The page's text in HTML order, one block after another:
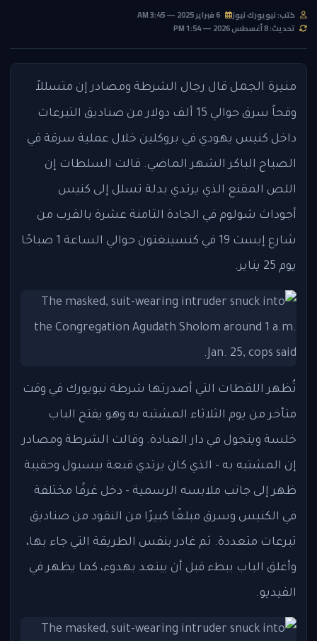
كتب: نيويورك نيوز
تحديث: 8 أغسطس 2026 — 1:54 PM
منيرة الجمل قال رجال الشرطة ومصادر إن متسللاً
وقحاً سرق حوالي 15 ألف دولار من صناديق التبرعات
داخل كنيس يهودي في بروكلين خلال عملية سرقة في
الصباح الباكر الشهر الماضي. قالت السلطات إن
اللص المقنع الذي يرتدي بدلة تسلل إلى كنيس
أجوداث شولوم في الجادة الثامنة عشرة بالقرب من
شارع إيست 19 في كنسينغتون حوالي الساعة 1 صباحًا
يوم 25 يناير.
تُظهر اللقطات التي أصدرتها شرطة نيويورك في وقت
متأخر من يوم الثلاثاء المشتبه به وهو يفتح الباب
خلسة ويتجول في دار العبادة. وقالت الشرطة ومصادر
إن المشتبه به - الذي كان يرتدي قبعة بيسبول وحقيبة
ظهر إلى جانب ملابسه الرسمية - دخل غرفًا مختلفة
في الكنيس وسرق مبلغًا كبيرًا من النقود من صناديق
تبرعات متعددة. ثم غادر بنفس الطريقة التي جاء بها،
وأغلق الباب ببطء قبل أن يبتعد بهدوء، كما يظهر في
الفيديو.